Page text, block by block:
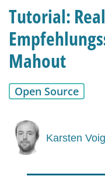
Tutorial:
Mahout
Open Source
Karsten